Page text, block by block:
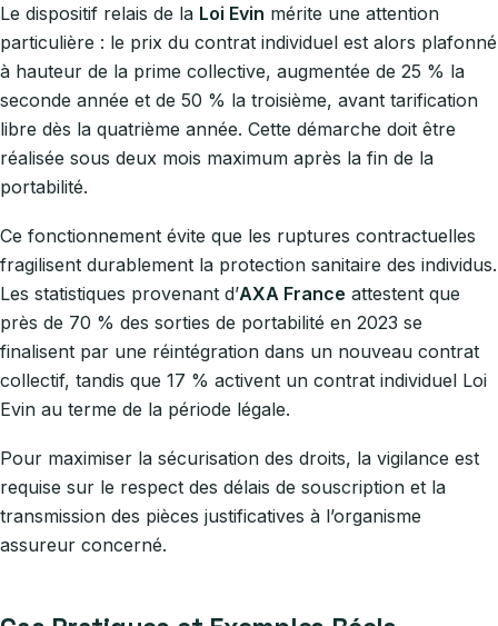
Le dispositif relais de la Loi Evin mérite une attention
particulière : le prix du contrat individuel est alors plafonné
à hauteur de la prime collective, augmentée de 25 % la
seconde année et de 50 % la troisième, avant tarification
libre dès la quatrième année. Cette démarche doit être
réalisée sous deux mois maximum après la fin de la
portabilité.
Ce fonctionnement évite que les ruptures contractuelles
fragilisent durablement la protection sanitaire des individus.
Les statistiques provenant d’AXA France attestent que
près de 70 % des sorties de portabilité en 2023 se
finalisent par une réintégration dans un nouveau contrat
collectif, tandis que 17 % activent un contrat individuel Loi
Evin au terme de la période légale.
Pour maximiser la sécurisation des droits, la vigilance est
requise sur le respect des délais de souscription et la
transmission des pièces justificatives à l’organisme
assureur concerné.